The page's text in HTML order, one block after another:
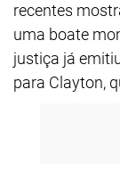
recentes
uma boate
justiça já
para Clayton,